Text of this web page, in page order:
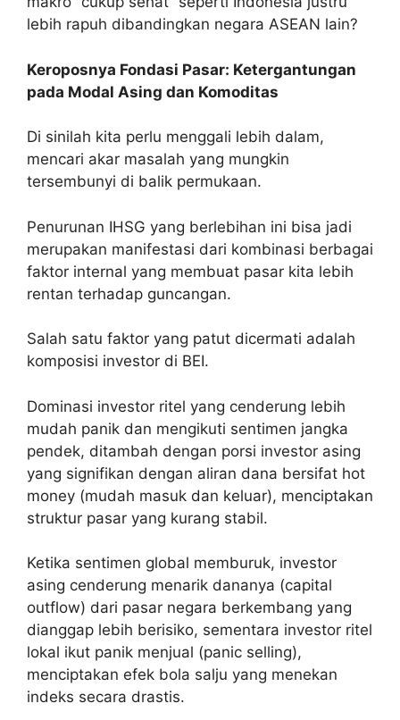
lebih rapuh dibandingkan negara ASEAN lain?
Keroposnya Fondasi Pasar: Ketergantungan
pada Modal Asing dan Komoditas
Di sinilah kita perlu menggali lebih dalam,
mencari akar masalah yang mungkin
tersembunyi di balik permukaan.
Penurunan IHSG yang berlebihan ini bisa jadi
merupakan manifestasi dari kombinasi berbagai
faktor internal yang membuat pasar kita lebih
rentan terhadap guncangan.
Salah satu faktor yang patut dicermati adalah
komposisi investor di BEI.
Dominasi investor ritel yang cenderung lebih
mudah panik dan mengikuti sentimen jangka
pendek, ditambah dengan porsi investor asing
yang signifikan dengan aliran dana bersifat hot
money (mudah masuk dan keluar), menciptakan
struktur pasar yang kurang stabil.
Ketika sentimen global memburuk, investor
asing cenderung menarik dananya (capital
outflow) dari pasar negara berkembang yang
dianggap lebih berisiko, sementara investor ritel
lokal ikut panik menjual (panic selling),
menciptakan efek bola salju yang menekan
indeks secara drastis.